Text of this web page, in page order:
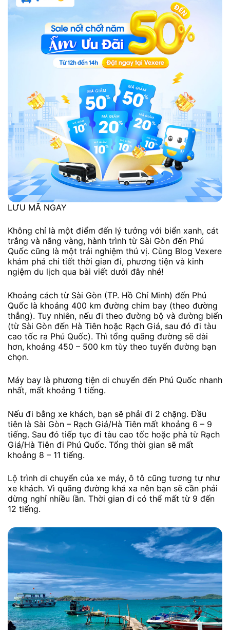
LƯU MÃ NGAY
Không chỉ là một điểm đến lý tưởng với biển xanh, cát
trắng và nắng vàng, hành trình từ Sài Gòn đến Phú
Quốc cũng là một trải nghiệm thú vị. Cùng Blog Vexere
khám phá chi tiết thời gian đi, phương tiện và kinh
ngiệm du lịch qua bài viết dưới đây nhé!
Khoảng cách từ Sài Gòn (TP. Hồ Chí Minh) đến Phú
Quốc là khoảng 400 km đường chim bay (theo đường
thẳng). Tuy nhiên, nếu đi theo đường bộ và đường biển
(từ Sài Gòn đến Hà Tiên hoặc Rạch Giá, sau đó đi tàu
cao tốc ra Phú Quốc). Thì tổng quãng đường sẽ dài
hơn, khoảng 450 – 500 km tùy theo tuyến đường bạn
chọn.
Máy bay là phương tiện di chuyển đến Phú Quốc nhanh
nhất, mất khoảng 1 tiếng.
Nếu đi bằng xe khách, bạn sẽ phải đi 2 chặng. Đầu
tiên là Sài Gòn – Rạch Giá/Hà Tiên mất khoảng 6 – 9
tiếng. Sau đó tiếp tục đi tàu cao tốc hoặc phà từ Rạch
Giá/Hà Tiên đi Phú Quốc. Tổng thời gian sẽ mất
khoảng 8 – 11 tiếng.
Lộ trình di chuyển của xe máy, ô tô cũng tương tự như
xe khách. Vì quãng đường khá xa nên bạn sẽ cần phải
dừng nghỉ nhiều lần. Thời gian đi có thể mất từ 9 đến
12 tiếng.